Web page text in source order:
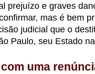
prejuízo e graves
mas é bem
judicial que o
Paulo, seu Estado
uma